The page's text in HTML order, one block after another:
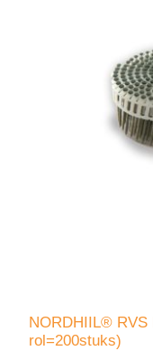
NORDHIIL® RVS
rol=200stuks)